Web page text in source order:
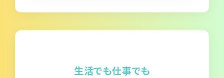
生活でも仕事でも